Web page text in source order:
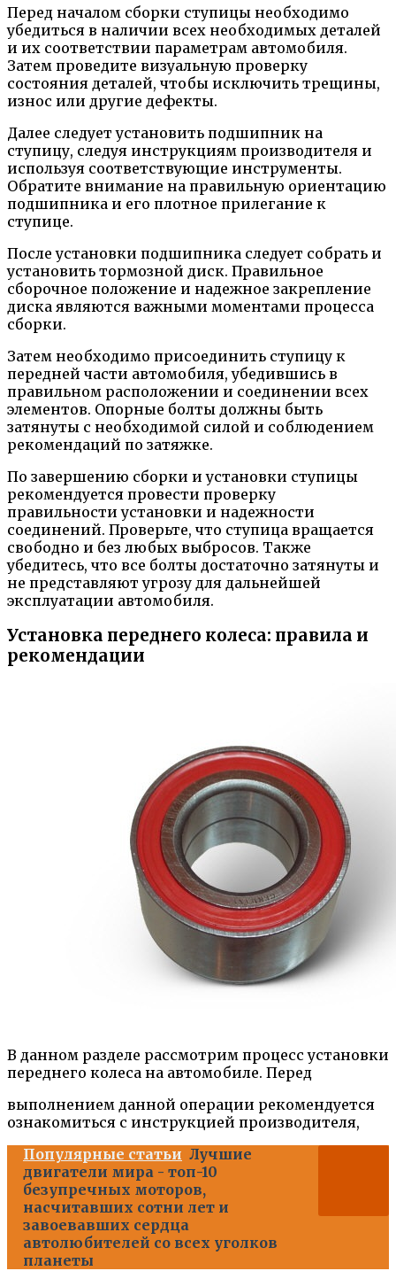
Перед началом сборки ступицы необходимо
убедиться в наличии всех необходимых деталей
и их соответствии параметрам автомобиля.
Затем проведите визуальную проверку
состояния деталей, чтобы исключить трещины,
износ или другие дефекты.
Далее следует установить подшипник на
ступицу, следуя инструкциям производителя и
используя соответствующие инструменты.
Обратите внимание на правильную ориентацию
подшипника и его плотное прилегание к
ступице.
После установки подшипника следует собрать и
установить тормозной диск. Правильное
сборочное положение и надежное закрепление
диска являются важными моментами процесса
сборки.
Затем необходимо присоединить ступицу к
передней части автомобиля, убедившись в
правильном расположении и соединении всех
элементов. Опорные болты должны быть
затянуты с необходимой силой и соблюдением
рекомендаций по затяжке.
По завершению сборки и установки ступицы
рекомендуется провести проверку
правильности установки и надежности
соединений. Проверьте, что ступица вращается
свободно и без любых выбросов. Также
убедитесь, что все болты достаточно затянуты и
не представляют угрозу для дальнейшей
эксплуатации автомобиля.
Установка переднего колеса: правила и
рекомендации
В данном разделе рассмотрим процесс установки
переднего колеса на автомобиле. Перед
выполнением данной операции рекомендуется
ознакомиться с инструкцией производителя,
Популярные статьи Лучшие
двигатели мира - топ-10
безупречных моторов,
насчитавших сотни лет и
завоевавших сердца
автолюбителей со всех уголков
планеты